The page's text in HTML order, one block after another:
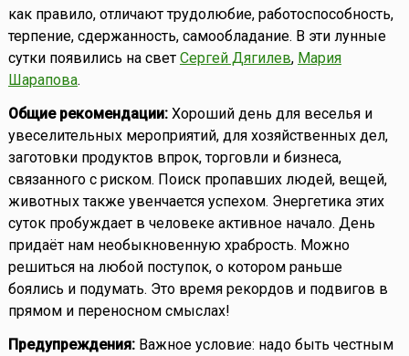
как правило, отличают трудолюбие, работоспособность,
терпение, сдержанность, самообладание. В эти лунные
сутки появились на свет Сергей Дягилев, Мария
Шарапова.
Общие рекомендации:Хороший день для веселья и
увеселительных мероприятий, для хозяйственных дел,
заготовки продуктов впрок, торговли и бизнеса,
связанного с риском. Поиск пропавших людей, вещей,
животных также увенчается успехом. Энергетика этих
суток пробуждает в человеке активное начало. День
придаёт нам необыкновенную храбрость. Можно
решиться на любой поступок, о котором раньше
боялись и подумать. Это время рекордов и подвигов в
прямом и переносном смыслах!
Предупреждения:Важное условие: надо быть честным